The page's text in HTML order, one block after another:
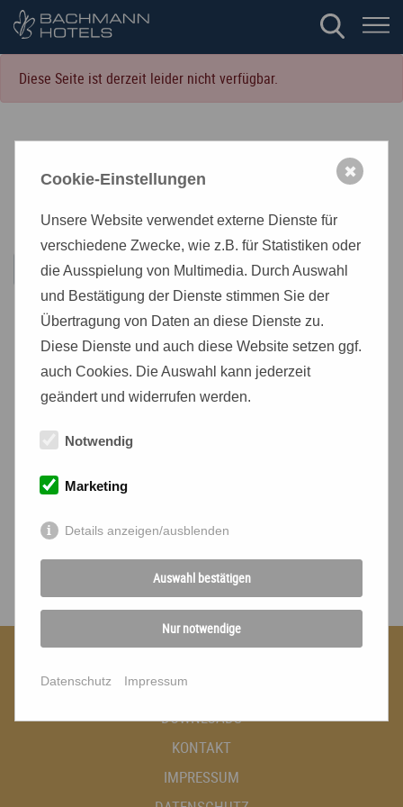
Diese Seite ist derzeit leider nicht verfügbar.
GO!
PRESSE
DOWNLOADS
KONTAKT
IMPRESSUM
Cookie-Einstellungen
Unsere Website verwendet externe Dienste für
verschiedene Zwecke, wie z.B. für Statistiken oder
die Ausspielung von Multimedia. Durch Auswahl
und Bestätigung der Dienste stimmen Sie der
Übertragung von Daten an diese Dienste zu.
Diese Dienste und auch diese Website setzen ggf.
auch Cookies. Die Auswahl kann jederzeit
geändert und widerrufen werden.
Notwendig
Marketing
Details anzeigen/ausblenden
Auswahl bestätigen
Nur notwendige
Datenschutz Impressum
✖